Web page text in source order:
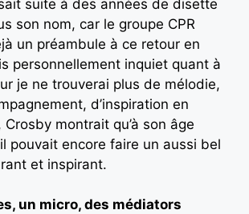
suite à des années de disette
son nom, car le groupe CPR
un préambule à ce retour en
personnellement inquiet quant à
je ne trouverai plus de mélodie,
d’inspiration en
montrait qu’à son âge
pouvait encore faire un aussi bel
et inspirant.
un micro, des médiators